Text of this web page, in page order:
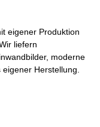
eigener Produktion
liefern
moderne
Herstellung.